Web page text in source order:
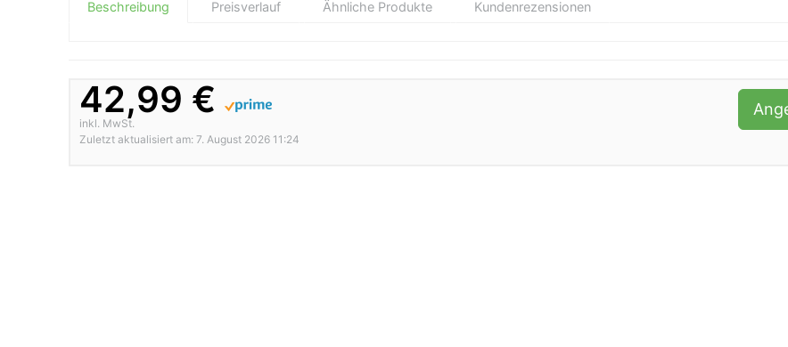
Beschreibung Preisverlauf Ähnliche Produkte Kundenrezensionen
42,99 €
inkl. MwSt.
Zuletzt aktualisiert am: 7. August 2026 11:24